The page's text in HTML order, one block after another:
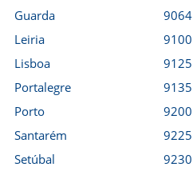
Guarda
Leiria
Lisboa
Portalegre
Porto
Santarém
Setúbal
9064
9100
9125
9135
9200
9225
9230